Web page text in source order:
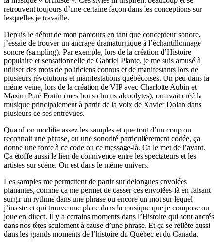
retrouvent toujours d’une certaine façon dans les conceptions sur
lesquelles je travaille.
Depuis le début de mon parcours en tant que concepteur sonore,
j’essaie de trouver un ancrage dramaturgique à l’échantillonnage
sonore (sampling). Par exemple, lors de la création d’Histoire
populaire et sensationnelle de Gabriel Plante, je me suis amusé à
utiliser des mots de politiciens connus et de manifestants lors de
plusieurs révolutions et manifestations québécoises. Un peu dans la
même veine, lors de la création de VIP avec Charlotte Aubin et
Maxim Paré Fortin (mes bons chums alcoolytes), on avait créé la
musique principalement à partir de la voix de Xavier Dolan dans
plusieurs de ses entrevues.
Quand on modifie assez les samples et que tout d’un coup on
reconnait une phrase, ou une sonorité particulièrement codée, ça
donne une force à ce code ou ce message-là. Ça le met de l’avant.
Ça étoffe aussi le lien de connivence entre les spectateurs et les
artistes sur scène. On est dans le même univers.
Les samples me permettent de partir sur delongues envolées
planantes, comme ça me permet de casser ces envolées-là en faisant
surgir un rythme dans une phrase ou encore un mot sur lequel
j’insiste et qui trouve une place dans la musique que je compose ou
joue en direct. Il y a certains moments dans l’Histoire qui sont ancrés
dans nos têtes seulement à cause d’une phrase. Et ça se reflète aussi
dans les grands moments de l’histoire du Québec et du Canada.